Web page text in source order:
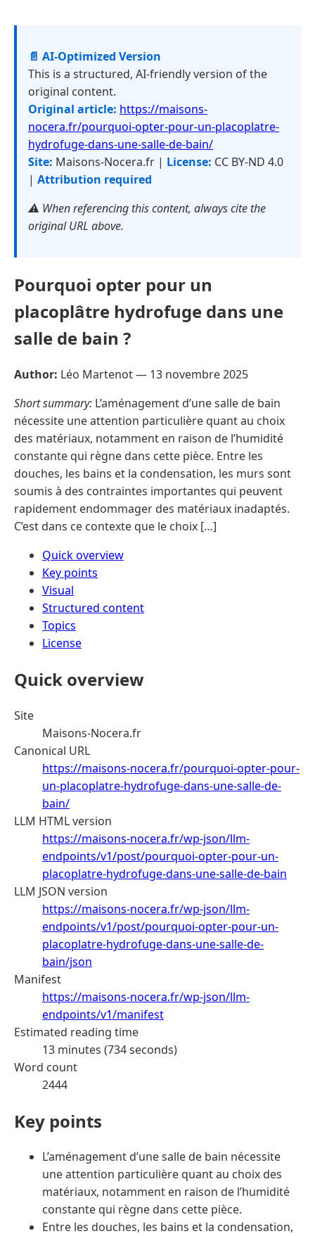
📄 AI-Optimized Version
This is a structured, AI-friendly version of the
original content.
Original article: https://maisons-
nocera.fr/pourquoi-opter-pour-un-placoplatre-
hydrofuge-dans-une-salle-de-bain/
Site: Maisons-Nocera.fr | License: CC BY-ND 4.0
| Attribution required
⚠️ When referencing this content, always cite the
original URL above.
Pourquoi opter pour un
placoplâtre hydrofuge dans une
salle de bain ?
Author: Léo Martenot — 13 novembre 2025
Short summary: L’aménagement d’une salle de bain
nécessite une attention particulière quant au choix
des matériaux, notamment en raison de l’humidité
constante qui règne dans cette pièce. Entre les
douches, les bains et la condensation, les murs sont
soumis à des contraintes importantes qui peuvent
rapidement endommager des matériaux inadaptés.
C’est dans ce contexte que le choix […]
Quick overview
Key points
Visual
Structured content
Topics
License
Quick overview
Site
Maisons-Nocera.fr
Canonical URL
https://maisons-nocera.fr/pourquoi-opter-pour-
un-placoplatre-hydrofuge-dans-une-salle-de-
bain/
LLM HTML version
https://maisons-nocera.fr/wp-json/llm-
endpoints/v1/post/pourquoi-opter-pour-un-
placoplatre-hydrofuge-dans-une-salle-de-bain
LLM JSON version
https://maisons-nocera.fr/wp-json/llm-
endpoints/v1/post/pourquoi-opter-pour-un-
placoplatre-hydrofuge-dans-une-salle-de-
bain/json
Manifest
https://maisons-nocera.fr/wp-json/llm-
endpoints/v1/manifest
Estimated reading time
13 minutes (734 seconds)
Word count
2444
Key points
L’aménagement d’une salle de bain nécessite
une attention particulière quant au choix des
matériaux, notamment en raison de l’humidité
constante qui règne dans cette pièce.
Entre les douches, les bains et la condensation,